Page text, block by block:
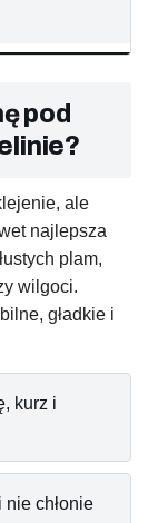
pod
ale
najlepsza
plam,
wilgoci.
gładkie i
kurz i
chłonie